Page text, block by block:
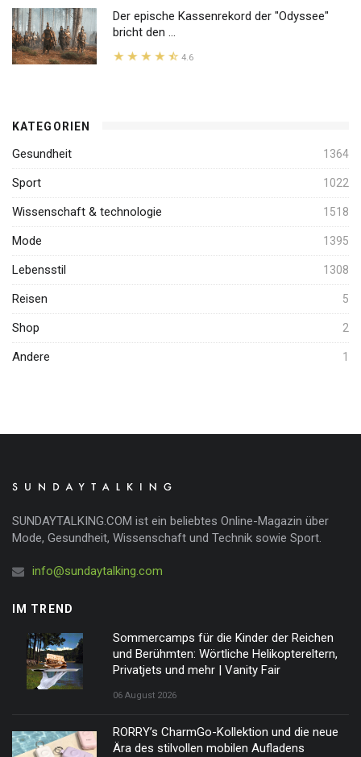
Der epische Kassenrekord der "Odyssee"
bricht den ...
4.6
KATEGORIEN
Gesundheit 1364
Sport 1022
Wissenschaft & technologie 1518
Mode 1395
Lebensstil 1308
Reisen 5
Shop 2
Andere 1
SUNDAYTALKING.COM ist ein beliebtes Online-Magazin über
Mode, Gesundheit, Wissenschaft und Technik sowie Sport.
info@sundaytalking.com
IM TREND
Sommercamps für die Kinder der Reichen
und Berühmten: Wörtliche Helikoptereltern,
Privatjets und mehr | Vanity Fair
06 August 2026
RORRY’s CharmGo-Kollektion und die neue
Ära des stilvollen mobilen Aufladens